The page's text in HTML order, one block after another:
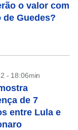
o valor com
de Guedes?
- 18:06min
de 7
entre Lula e